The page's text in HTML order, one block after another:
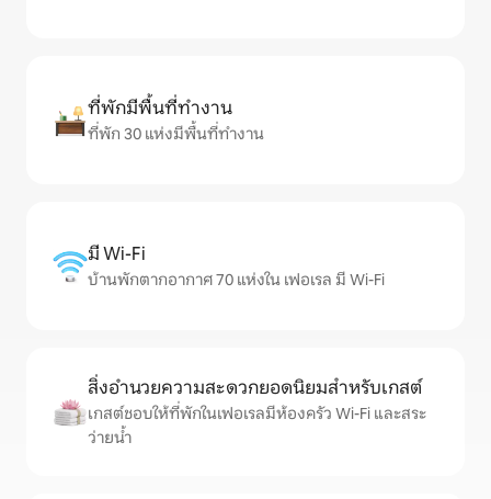
ที่พักมีพื้นที่ทำงาน
ที่พัก 30 แห่งมีพื้นที่ทำงาน
มี Wi-Fi
บ้านพักตากอากาศ 70 แห่งใน เฟอเรล มี Wi-Fi
สิ่งอำนวยความสะดวกยอดนิยมสำหรับเกสต์
เกสต์ชอบให้ที่พักในเฟอเรลมีห้องครัว Wi-Fi และสระ
ว่ายน้ำ